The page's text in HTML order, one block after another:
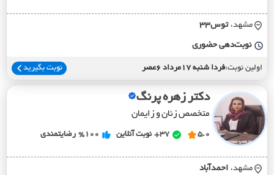
مشهد، توس33
نوبت‌دهی حضوری
اولین نوبت:فردا شنبه 17مرداد 6عصر نوبت بگیرید
دکتر زهره پرنگ
متخصص زنان و زایمان
5.0
37+ نوبت آنلاین %100 رضایتمندی
مشهد، احمدآباد